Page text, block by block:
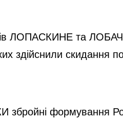
ЛОПАСКИНЕ та
здійснили скидання
формування